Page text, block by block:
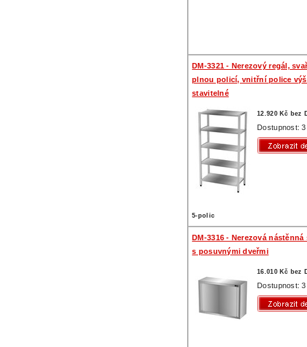
DM-3321 - Nerezový regál,
plnou policí, vnitřní police
stavitelné
12.920 Kč bez
Dostupnost:
5-polic
DM-3316 - Nerezová nástěnná
s posuvnými dveřmi
16.010 Kč bez
Dostupnost: